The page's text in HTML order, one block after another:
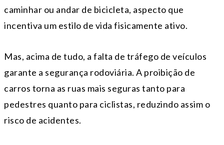
caminhar ou andar de bicicleta, aspecto que
incentiva um estilo de vida fisicamente ativo.
Mas, acima de tudo, a falta de tráfego de veículos
garante a segurança rodoviária. A proibição de
carros torna as ruas mais seguras tanto para
pedestres quanto para ciclistas, reduzindo assim o
risco de acidentes.